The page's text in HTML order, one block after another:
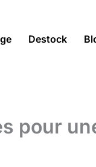
Destock
pour